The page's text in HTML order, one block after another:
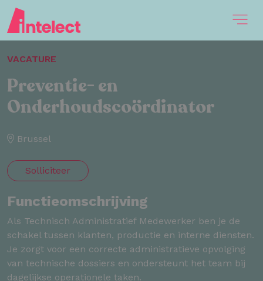
VACATURE
Preventie- en
Onderhoudscoördinator
Brussel
Solliciteer
Functieomschrijving
Als Technisch Administratief Medewerker ben je de
schakel tussen klanten, productie en interne diensten.
Je zorgt voor een correcte administratieve opvolging
van technische dossiers en ondersteunt het team bij
dagelijkse operationele taken.